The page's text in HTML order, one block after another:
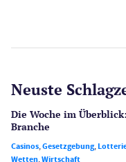
Neuste
Die Woche im
Branche
Casinos,Gesetzgebung,
Wetten,Wirtschaft